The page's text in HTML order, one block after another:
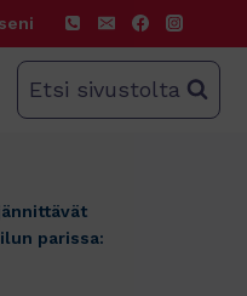
Etsi sivustolta
parissa: